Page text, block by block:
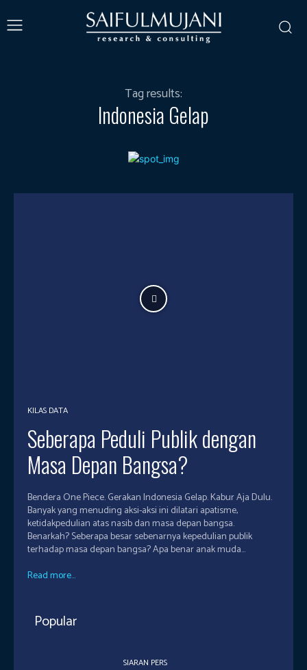
Tag results:
Indonesia Gelap
KILAS DATA
Seberapa Peduli Publik dengan
Masa Depan Bangsa?
Bendera One Piece. Gerakan Indonesia Gelap. Kabur Aja Dulu.
Banyak yang menuding aksi-aksi ini dilatari apatisme,
ketidakpedulian atas nasib dan masa depan bangsa.
Benarkah? Seberapa besar sebenarnya kepedulian publik
terhadap masa depan bangsa? Apa benar anak muda...
Read more...
Popular
SIARAN PERS